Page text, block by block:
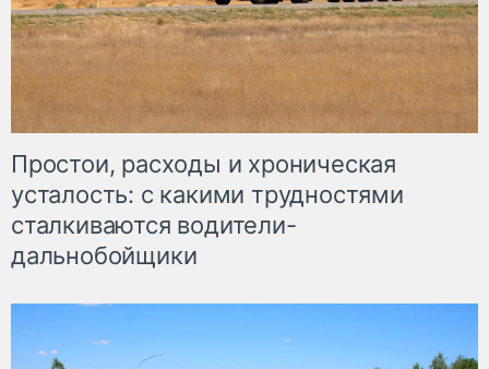
Простои, расходы и хроническая
усталость: с какими трудностями
сталкиваются водители-
дальнобойщики